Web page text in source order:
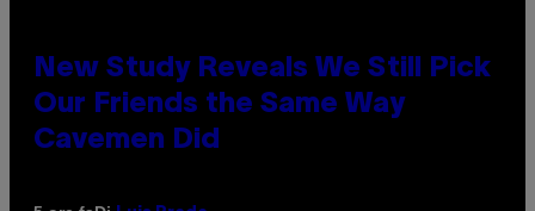
New Study Reveals We Still Pick
Our Friends the Same Way
Cavemen Did